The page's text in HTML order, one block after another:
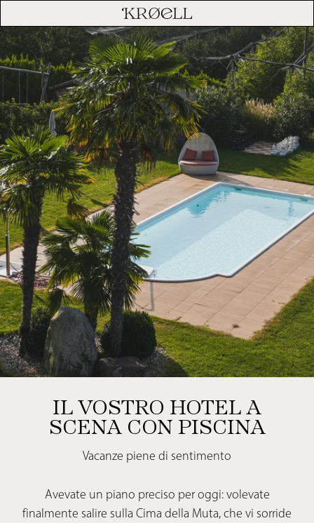
IL VOSTRO HOTEL A
SCENA CON PISCINA
Vacanze piene di sentimento
Avevate un piano preciso per oggi: volevate
finalmente salire sulla Cima della Muta, che vi sorride